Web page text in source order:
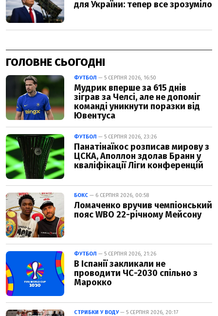
ГОЛОВНЕ СЬОГОДНІ
ФУТБОЛ — 5 СЕРПНЯ 2026, 16:50
Мудрик вперше за 615 днів
зіграв за Челсі, але не допоміг
команді уникнути поразки від
Ювентуса
ФУТБОЛ — 5 СЕРПНЯ 2026, 23:26
Панатінаїкос розписав мирову з
ЦСКА, Аполлон здолав Бранн у
кваліфікації Ліги конференцій
БОКС — 6 СЕРПНЯ 2026, 00:58
Ломаченко вручив чемпіонський
пояс WBO 22-річному Мейсону
ФУТБОЛ — 5 СЕРПНЯ 2026, 21:26
В Іспанії закликали не
проводити ЧС-2030 спільно з
Марокко
СТРИБКИ У ВОДУ— 5 СЕРПНЯ 2026, 20:17